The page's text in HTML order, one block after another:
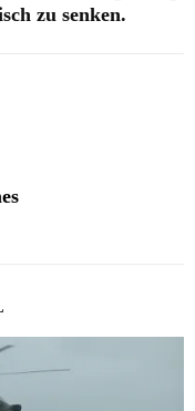
zu senken.